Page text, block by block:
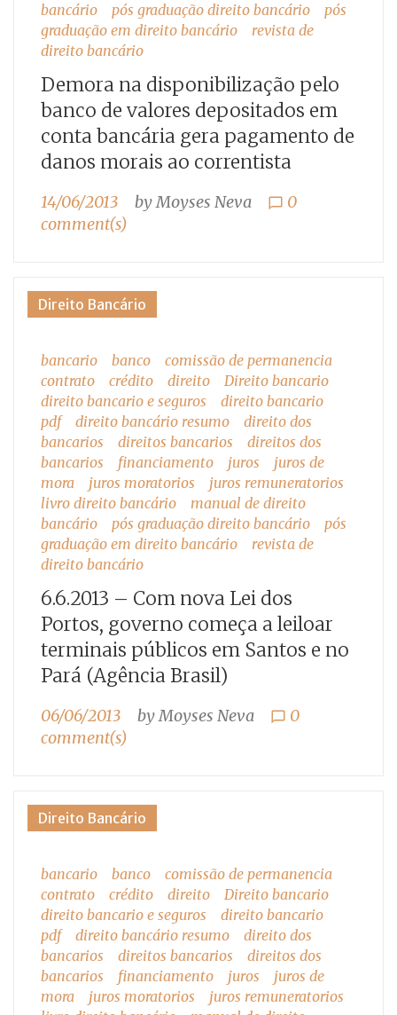
bancário
pós graduação direito bancário
pós
graduação em direito bancário
revista de
direito bancário
Demora na disponibilização pelo
banco de valores depositados em
conta bancária gera pagamento de
danos morais ao correntista
14/06/2013 byMoyses Neva chat_bubble_outline 0
comment(s)
Direito Bancário
bancario banco
comissão de permanencia
contrato
crédito direito
Direito bancario
direito bancario e seguros
direito bancario
pdf
direito bancário resumo
direito dos
bancarios
direitos bancarios
direitos dos
bancarios
financiamento juros
juros de
mora
juros moratorios
juros remuneratorios
livro direito bancário
manual de direito
bancário
pós graduação direito bancário
pós
graduação em direito bancário
revista de
direito bancário
6.6.2013 – Com nova Lei dos
Portos, governo começa a leiloar
terminais públicos em Santos e no
Pará (Agência Brasil)
06/06/2013 byMoyses Neva chat_bubble_outline 0
comment(s)
Direito Bancário
bancario banco
comissão de permanencia
contrato
crédito direito
Direito bancario
direito bancario e seguros
direito bancario
pdf
direito bancário resumo
direito dos
bancarios
direitos bancarios
direitos dos
bancarios
financiamento juros
juros de
mora
juros moratorios
juros remuneratorios